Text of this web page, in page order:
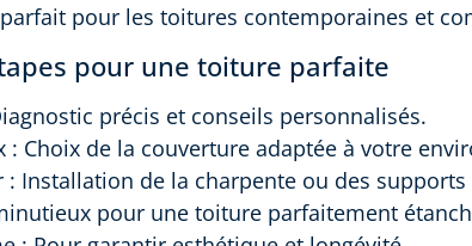
pour les toitures contemporaines et
pour une toiture parfaite
précis et conseils personnalisés.
: Choix de la couverture adaptée à votre
Installation de la charpente ou des supports
pour une toiture parfaitement